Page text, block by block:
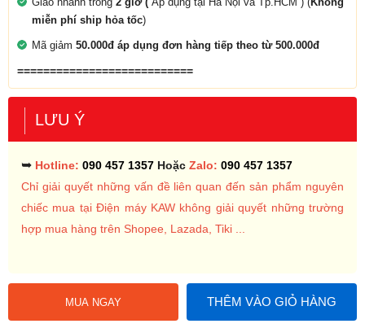
miễn phí ship hỏa tốc)
Mã giảm 50.000đ áp dụng đơn hàng tiếp theo từ 500.000đ
===========================
LƯU Ý
➥ Hotline: 090 457 1357 Hoặc Zalo: 090 457 1357
Chỉ giải quyết những vấn đề liên quan đến sản phẩm nguyên
chiếc mua tại Điện máy KAW không giải quyết những trường
hợp mua hàng trên Shopee, Lazada, Tiki ...
MUA NGAY THÊM VÀO GIỎ HÀNG